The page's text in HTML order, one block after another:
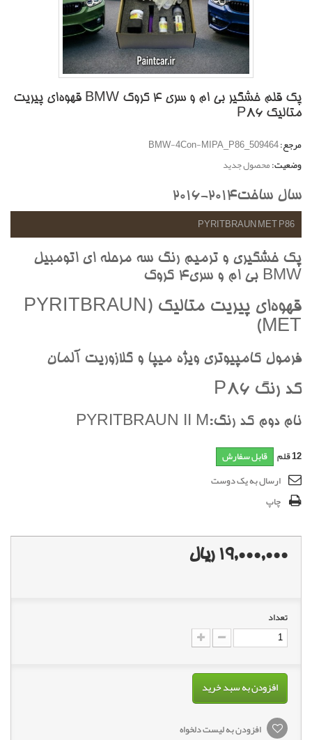
پک قلم خشگير بی ام و سری 4 کروک BMW قهوه‌اي پيريت
متاليک P86
مرجع:BMW-4Con-MIPA_P86_509464
وضعیت:محصول جدید
سال ساخت2014-2016
PYRITBRAUN MET P86
پک خشگيري و ترميم رنگ سه مرحله اي اتومبيل
BMW بي ام و سري4 کروک
قهوه‌اي پيريت متاليک (PYRITBRAUN
MET)
فرمول کامپيوتري ويژه ميپا و گلازوريت آلمان
کد رنگ P86
نام دوم کد رنگ:PYRITBRAUN II M
12قلم قابل سفارش
ارسال به یک دوست
چاپ
19,000,000 ریال
تعداد
افزودن به سبد خرید
افزودن به لیست دلخواه